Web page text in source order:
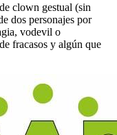
clown gestual (sin
dos personajes por
vodevil o
fracasos y algún que